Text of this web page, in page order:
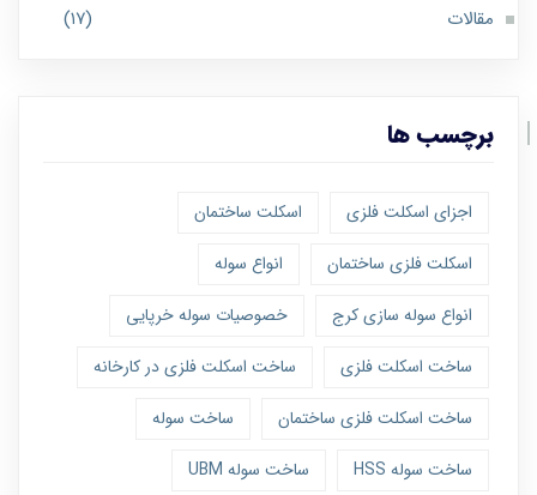
مقالات
(۱۷)
برچسب ها
اجزای اسکلت فلزی
اسکلت ساختمان
اسکلت فلزی ساختمان
انواع سوله
انواع سوله سازی کرج
خصوصیات سوله خرپایی
ساخت اسکلت فلزی
ساخت اسکلت فلزی در کارخانه
ساخت اسکلت فلزی ساختمان
ساخت سوله
ساخت سوله HSS
ساخت سوله UBM